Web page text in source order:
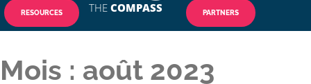
RESOURCES THE COMPASS PARTNERS
Mois : août 2023